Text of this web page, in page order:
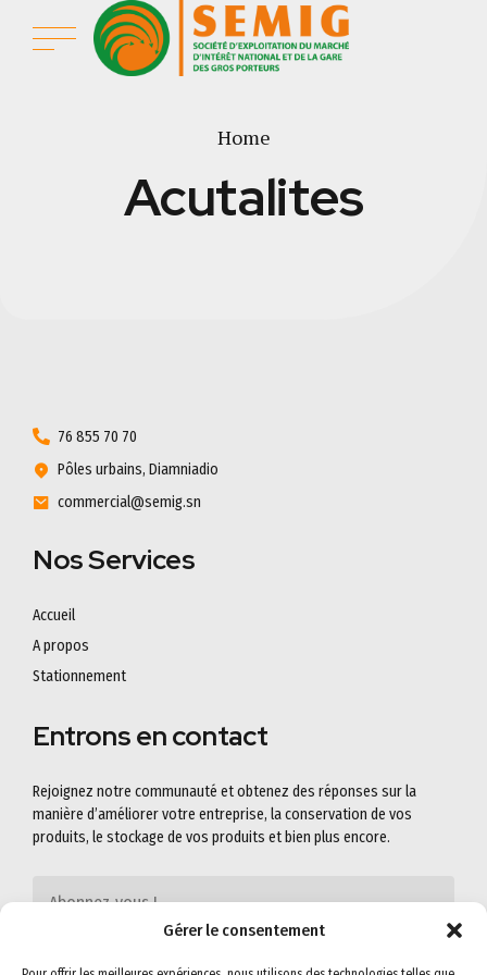
Gérer le consentement
Home
Acutalites
76 855 70 70
Pôles urbains, Diamniadio
commercial@semig.sn
Nos Services
Accueil
A propos
Stationnement
Entrons en contact
Rejoignez notre communauté et obtenez des réponses sur la
manière d’améliorer votre entreprise, la conservation de vos
produits, le stockage de vos produits et bien plus encore.